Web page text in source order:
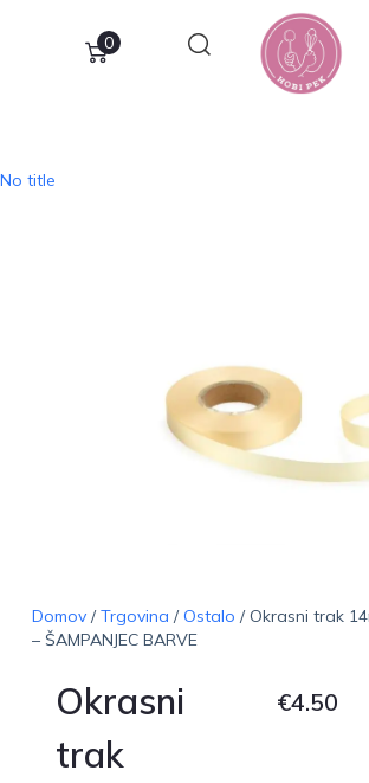
0
No title
Domov/Trgovina /Ostalo / Okrasni trak
– ŠAMPANJEC BARVE
Okrasni
trak
€4.50